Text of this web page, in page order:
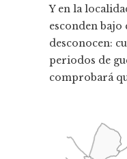
Y en la
esconden
desconocen:
periodos de
comprobará